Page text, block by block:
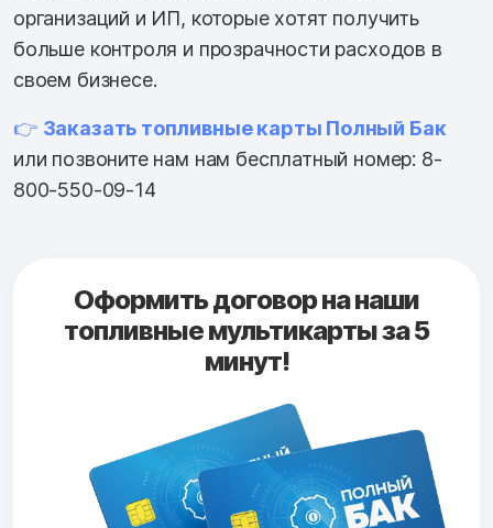
организаций и ИП, которые хотят получить
больше контроля и прозрачности расходов в
своем бизнесе.
👉 Заказать топливные карты Полный Бак
или позвоните нам нам бесплатный номер: 8-
800-550-09-14
Оформить договор на наши
топливные мультикарты за 5
минут!